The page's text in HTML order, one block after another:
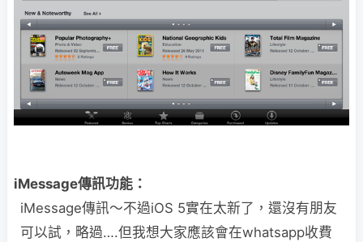
iMessage傳訊功能：
iMessage傳訊～不過iOS 5實在太新了，還沒有朋友
可以試，略過….但我想大家應該會在whatsapp收費